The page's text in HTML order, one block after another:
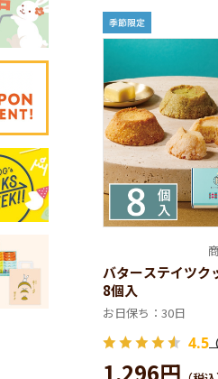
バターなだ
情熱こめて
法」で香ば
バターステイツ
8個入
お日保ち：30日
4.5
1,296円